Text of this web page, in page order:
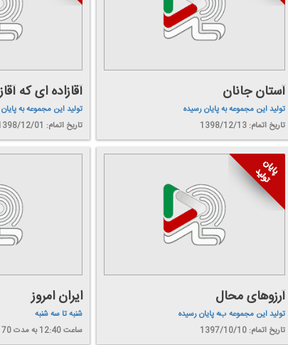
آستان جانان
تولید این مجموعه به پایان رسیده
تاریخ اتمام: 1398/12/13
آقازاده ای كه
تولید این مجموعه به
تاریخ اتمام: 1398/12/01
آرزوهای محال
تولید این مجموعه به پایان رسیده
تاریخ اتمام: 1397/10/10
ایران امروز
شنبه تا سه شنبه
ساعت 12:40
به مدت 70